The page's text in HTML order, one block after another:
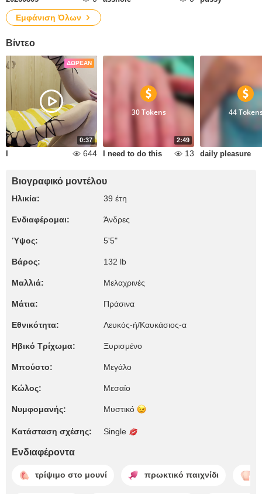
Εμφάνιση Όλων
Βίντεο
ΔΩΡΕΆΝ
0:37
644
2:49
30 Tokens
I need to do this 13
44
daily pleasure
Βιογραφικό μοντέλου
Ηλικία: 39 έτη
Ενδιαφέρομαι: Άνδρες
Ύψος: 5'5"
Βάρος: 132 lb
Μαλλιά: Μελαχρινές
Μάτια: Πράσινα
Εθνικότητα: Λευκός-ή/Καυκάσιος-α
Ηβικό Τρίχωμα: Ξυρισμένο
Μπούστο: Μεγάλο
Κώλος: Μεσαίο
Νυμφομανής: Μυστικό
Κατάσταση σχέσης: Single
Ενδιαφέροντα
τρίψιμο στο μουνί πρωκτικό παιχνίδι